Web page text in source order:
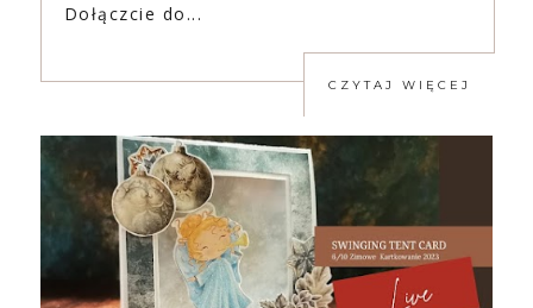
Dołączcie do...
CZYTAJ WIĘCEJ